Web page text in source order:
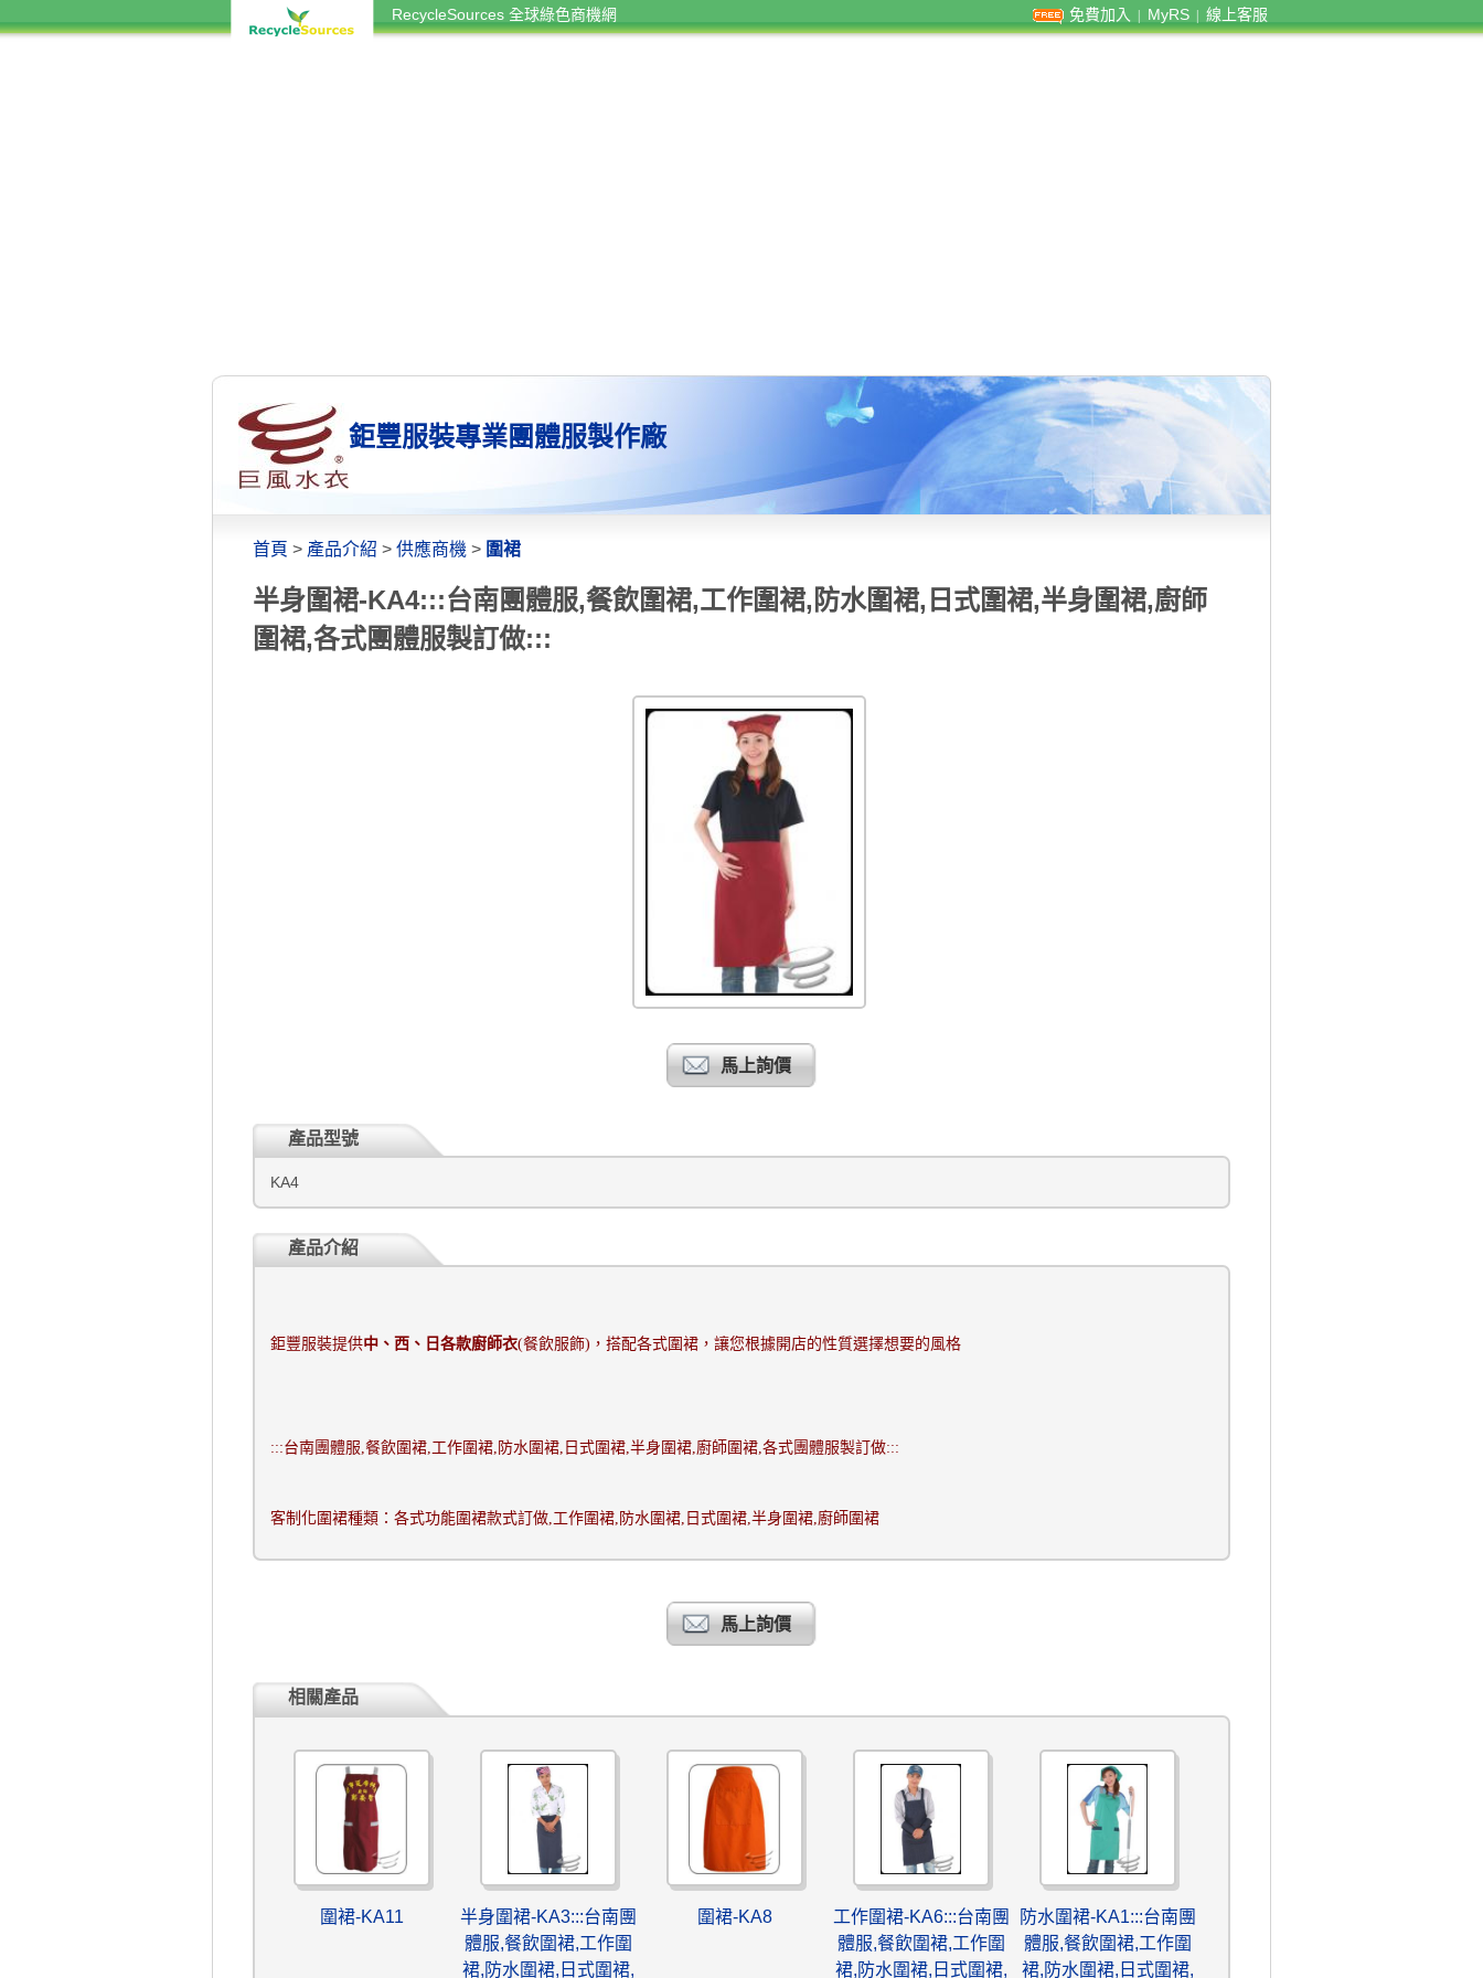
RecycleSources 全球綠色商機網 免費加入 MyRS 線上客服
鉅豐服裝專業團體服製作廠
首頁 > 產品介紹 > 供應商機 > 圍裙
半身圍裙-KA4:::台南團體服,餐飲圍裙,工作圍裙,防水圍裙,日式圍裙,半身圍裙,廚師
圍裙,各式團體服製訂做:::
馬上詢價
產品型號
KA4
產品介紹
鉅豐服裝提供中、西、日各款廚師衣(餐飲服飾) ，搭配各式圍裙，讓您根據開店的性質選擇想要的風格
:::台南團體服,餐飲圍裙,工作圍裙, 防水圍裙, 日式圍裙,半身圍裙,廚師圍裙,各式團體服製訂做:::
客制化圍裙種類：各式功能圍裙款式訂做,工作圍裙, 防水圍裙, 日式圍裙,半身圍裙,廚師圍裙
馬上詢價
相關產品
圍裙-KA11
半身圍裙-KA3:::台南團
體服,餐飲圍裙,工作圍
裙,防水圍裙,日式圍裙,
圍裙-KA8
工作圍裙-KA6:::台南團
體服,餐飲圍裙,工作圍
裙,防水圍裙,日式圍裙,
防水圍裙-KA1:::台南團
體服,餐飲圍裙,工作圍
裙,防水圍裙,日式圍裙,